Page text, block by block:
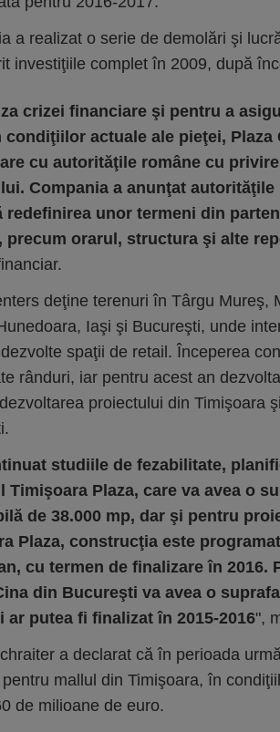
a realizat o serie de demolări şi
investiţiile complet în 2009, după
crizei financiare şi pentru a
condiţiilor actuale ale pieţei,
cu autorităţile române cu
Compania a anunţat
redefinirea unor termeni din
precum orarul, structura şi alte
deţine terenuri în Târgu Mureş,
Iaşi şi Bucureşti, unde
spaţii de retail. Începerea
rânduri, iar pentru acest an
proiectului din Timişoara
studiile de fezabilitate,
Timişoara Plaza, care va avea o
de 38.000 mp, dar şi pentru
Plaza, construcţia este
cu termen de finalizare în 2016.
din Bucureşti va avea o
ar putea fi finalizat în 2015-2016",
a declarat că în perioada
mallul din Timişoara, în
de milioane de euro.